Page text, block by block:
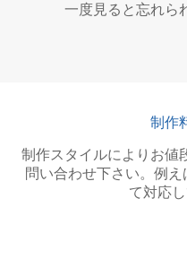
一度見ると忘れら
制作
制作スタイルによりお値
問い合わせ下さい。例
て対応